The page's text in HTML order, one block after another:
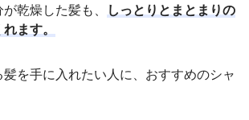
乾燥した髪も、
しっとりとまとまりの
ます。
髪を手に入れたい人に、おすすめのシャ